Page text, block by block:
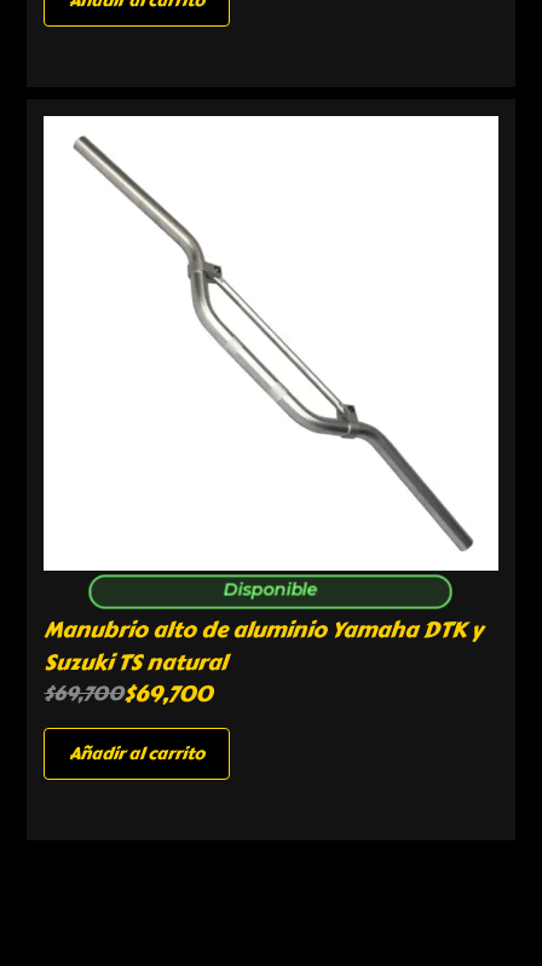
Disponible
Manubrio alto de aluminio Yamaha DTK y
Suzuki TS natural
$69,700$69,700
Añadir al carrito